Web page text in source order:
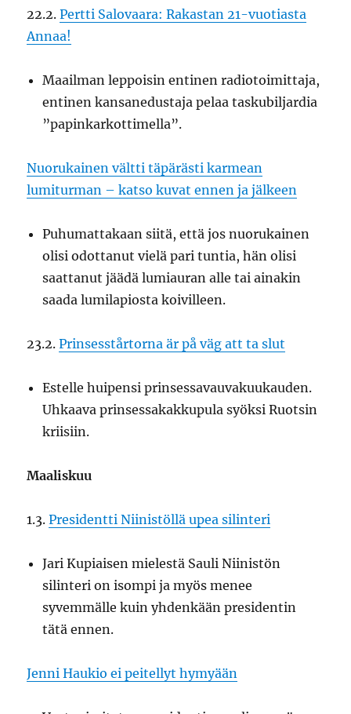
22.2.Pertti Salovaara: Rakastan 21-vuotiasta
Annaa!
Maailman leppoisin entinen radiotoimittaja,
entinen kansanedustaja pelaa taskubiljardia
”papinkarkottimella”.
Nuorukainen vältti täpärästi karmean
lumiturman – katso kuvat ennen ja jälkeen
Puhumattakaan siitä, että jos nuorukainen
olisi odottanut vielä pari tuntia, hän olisi
saattanut jäädä lumiauran alle tai ainakin
saada lumilapiosta koivilleen.
23.2.Prinsesstårtorna är på väg att ta slut
Estelle huipensi prinsessavauvakuukauden.
Uhkaava prinsessakakkupula syöksi Ruotsin
kriisiin.
Maaliskuu
1.3.Presidentti Niinistöllä upea silinteri
Jari Kupiaisen mielestä Sauli Niinistön
silinteri on isompi ja myös menee
syvemmälle kuin yhdenkään presidentin
tätä ennen.
Jenni Haukio ei peitellyt hymyään